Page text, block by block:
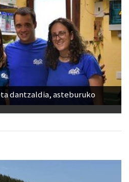
dantzaldia, asteburuko